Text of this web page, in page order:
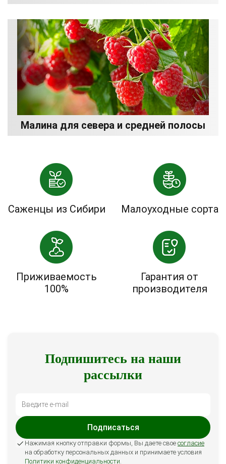
Малина для севера и средней полосы
Саженцы из Сибири Малоуходные сорта
Приживаемость
100%
Гарантия от
производителя
Подпишитесь на наши
рассылки
Подписаться
Нажимая кнопку отправки формы, Вы даете свое согласие
на обработку персональных данных и принимаете условия
Политики конфиденциальности.